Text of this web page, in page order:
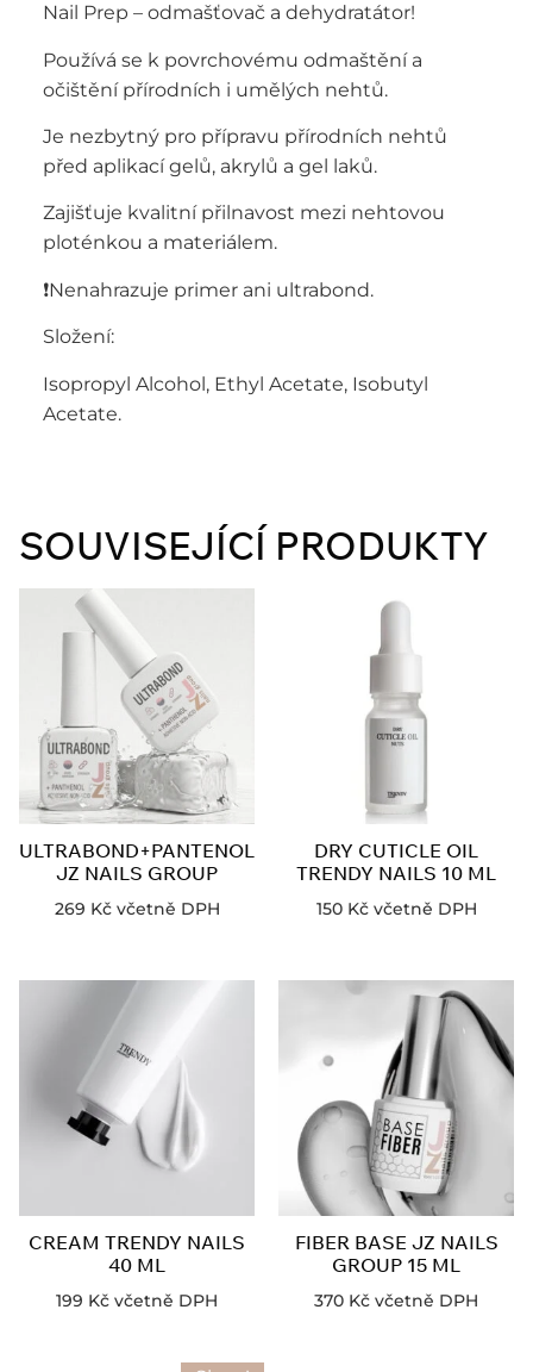
Nail Prep – odmašťovač a dehydratátor!
Používá se k povrchovému odmaštění a
očištění přírodních i umělých nehtů.
Je nezbytný pro přípravu přírodních nehtů
před aplikací gelů, akrylů a gel laků.
Zajišťuje kvalitní přilnavost mezi nehtovou
ploténkou a materiálem.
❗️Nenahrazuje primer ani ultrabond.
Složení:
Isopropyl Alcohol, Ethyl Acetate, Isobutyl
Acetate.
SOUVISEJÍCÍ PRODUKTY
ULTRABOND+PANTENOL
JZ NAILS GROUP
269 Kč včetně DPH
DRY CUTICLE OIL
TRENDY NAILS 10 ML
150 Kč včetně DPH
CREAM TRENDY NAILS
40 ML
199 Kč včetně DPH
FIBER BASE JZ NAILS
GROUP 15 ML
370 Kč včetně DPH